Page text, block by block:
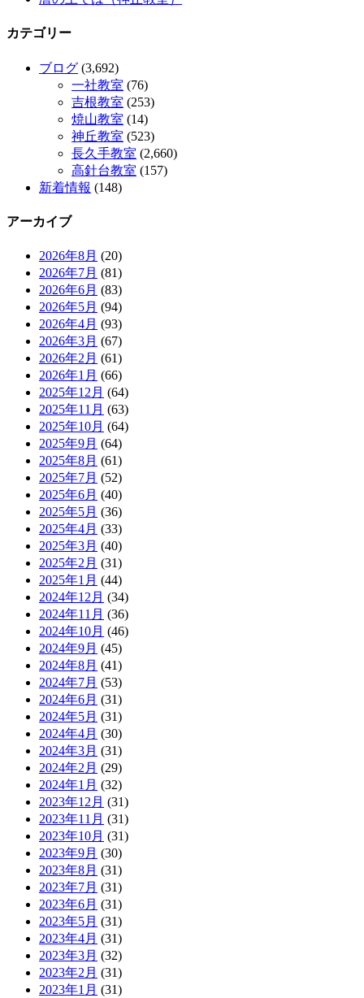
カテゴリー
ブログ (3,692)
一社教室 (76)
吉根教室 (253)
焼山教室 (14)
神丘教室 (523)
長久手教室 (2,660)
高針台教室 (157)
新着情報 (148)
アーカイブ
2026年8月 (20)
2026年7月 (81)
2026年6月 (83)
2026年5月 (94)
2026年4月 (93)
2026年3月 (67)
2026年2月 (61)
2026年1月 (66)
2025年12月 (64)
2025年11月 (63)
2025年10月 (64)
2025年9月 (64)
2025年8月 (61)
2025年7月 (52)
2025年6月 (40)
2025年5月 (36)
2025年4月 (33)
2025年3月 (40)
2025年2月 (31)
2025年1月 (44)
2024年12月 (34)
2024年11月 (36)
2024年10月 (46)
2024年9月 (45)
2024年8月 (41)
2024年7月 (53)
2024年6月 (31)
2024年5月 (31)
2024年4月 (30)
2024年3月 (31)
2024年2月 (29)
2024年1月 (32)
2023年12月 (31)
2023年11月 (31)
2023年10月 (31)
2023年9月 (30)
2023年8月 (31)
2023年7月 (31)
2023年6月 (31)
2023年5月 (31)
2023年4月 (31)
2023年3月 (32)
2023年2月 (31)
2023年1月 (31)